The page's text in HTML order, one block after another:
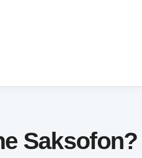
Saksofon?